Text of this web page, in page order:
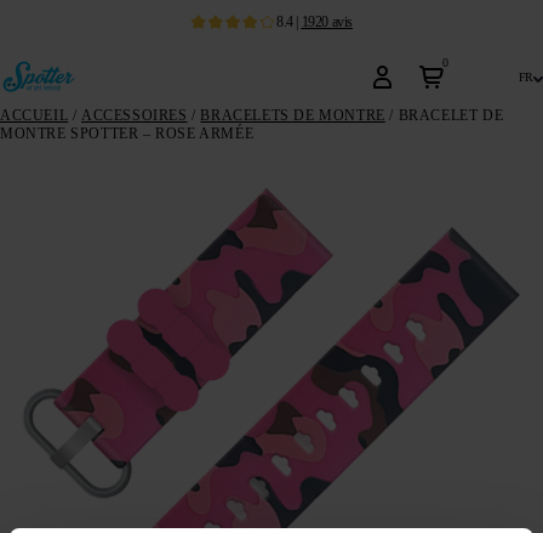
8.4| 1920 avis
0
fr
ACCUEIL / ACCESSOIRES / BRACELETS DE MONTRE / BRACELET DE
MONTRE SPOTTER – ROSE ARMÉE